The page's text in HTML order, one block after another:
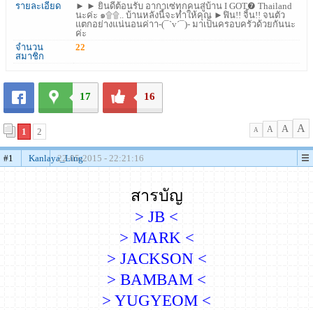
รายละเอียด
► ► ยินดีต้อนรับ อากาเซ่ทุกคนสู่บ้าน I GOT❼ Thailand
นะค่ะ ๑۩۩.. บ้านหลังนี้จะทำให้คุณ ►ฟิน!! จิ้น!! จนตัว
แตกอย่างแน่นอนค่าา-(¯`v´¯)- มาเป็นครอบครัวด้วยกันนะ
ค่ะ
จำนวน
สมาชิก
22
17 16
1 2 A A A A
#1 Kanlaya_Ling22-05-2015 - 22:21:16
สารบัญ
> JB <
> MARK <
> JACKSON <
> BAMBAM <
> YUGYEOM <